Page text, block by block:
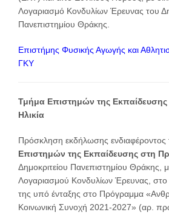
Λογαριασμό Κονδυλίων Έρευνας του
Πανεπιστημίου Θράκης.
Επιστήμης Φυσικής Αγωγής και
ΓΚΥ
Τμήμα Επιστημών της
Ηλικία
Πρόσκληση εκδήλωσης ενδιαφέροντος
Επιστημών της Εκπαίδευσης στη
Δημοκριτείου Πανεπιστημίου Θράκης,
Λογαριασμού Κονδυλίων Έρευνας, στο
της υπό ένταξης στο Πρόγραμμα
Κοινωνική Συνοχή 2021-2027» (αρ.